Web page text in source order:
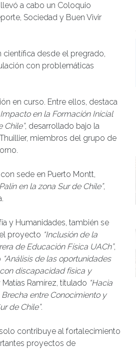
a cabo un Coloquio
Sociedad y Buen Vivir
desde el pregrado,
con problemáticas
en curso. Entre ellos, destaca
en la Formación Inicial
Chile”, desarrollado bajo la
miembros del grupo de
sede en Puerto Montt,
en la zona Sur de Chile”,
y Humanidades, también se
proyecto “Inclusión de la
de Educación Física UACh”,
“Análisis de las oportunidades
discapacidad física y
Ramírez, titulado “Hacia
entre Conocimiento y
de Chile”.
contribuye al fortalecimiento
proyectos de